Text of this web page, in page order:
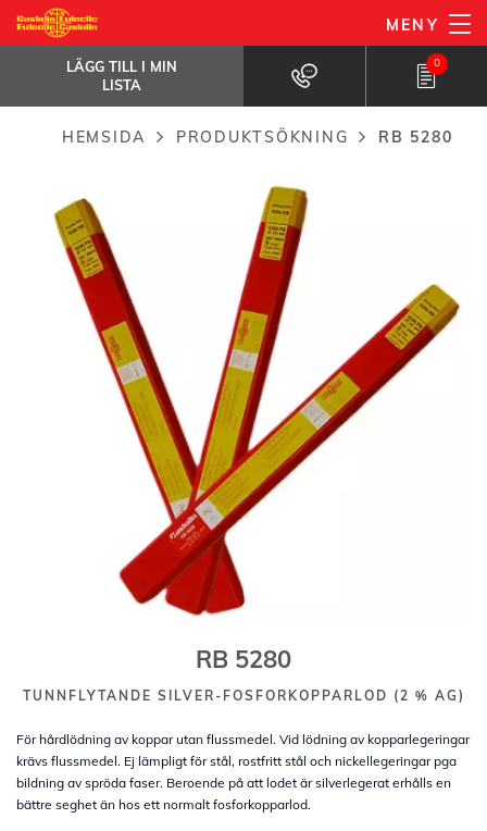
Hoppa
till
huvudinnehåll
MENY
LÄGG TILL I MIN
LISTA
0
RB 5280
LÄGG TILL I MIN LISTA
HEMSIDA PRODUKTSÖKNING RB 5280
RB 5280
TUNNFLYTANDE SILVER-FOSFORKOPPARLOD (2 % AG)
För hårdlödning av koppar utan flussmedel. Vid lödning av kopparlegeringar
krävs flussmedel. Ej lämpligt för stål, rostfritt stål och nickellegeringar pga
bildning av spröda faser. Beroende på att lodet är silverlegerat erhålls en
bättre seghet än hos ett normalt fosforkopparlod.